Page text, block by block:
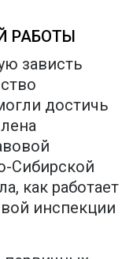
РАБОТЫ
зависть
достичь
Сибирской
как работает
инспекции